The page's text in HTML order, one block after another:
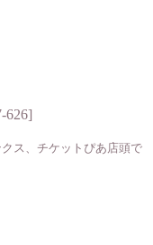
626]
ス、チケットぴあ店頭で